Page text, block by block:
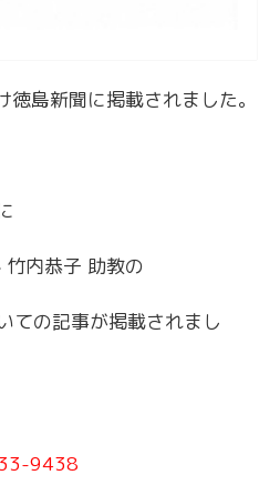
島新聞に掲載されました。
内恭子 助教の
ての記事が掲載されまし
9438